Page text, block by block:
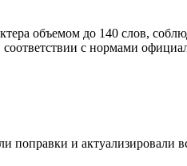
объемом до 140 слов,
с нормами
поправки и актуализировали